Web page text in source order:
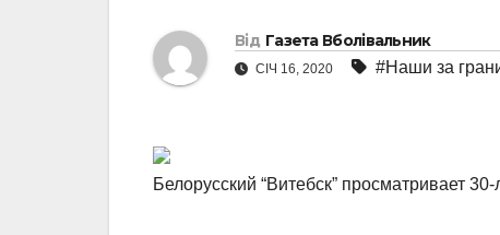
Від Газета Вболівальник
СІЧ 16, 2020 #Наши за
Белорусский “Витебск” просматривает